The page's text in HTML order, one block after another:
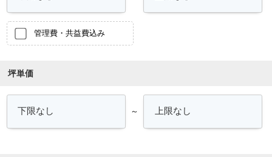
管理費・共益費込み
坪単価
～